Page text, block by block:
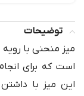
توضیحات
میز منحنی با
است که برای
این میز با